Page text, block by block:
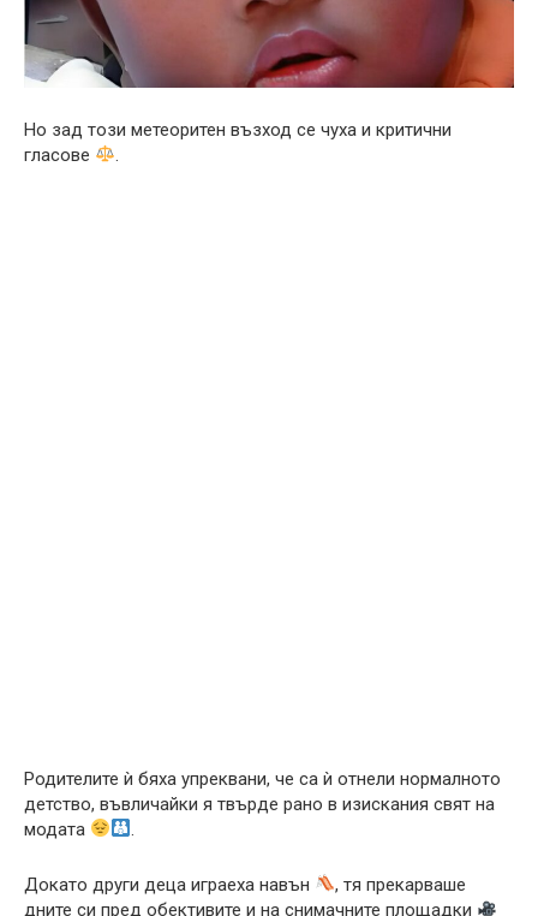
Но зад този метеоритен възход се чуха и критични
гласове
.
Родителите ѝ бяха упреквани, че са ѝ отнели нормалното
детство, въвличайки я твърде рано в изискания свят на
модата
.
Докато други деца играеха навън
, тя прекарваше
дните си пред обективите и на снимачните площадки